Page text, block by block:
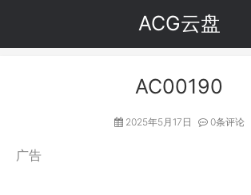
ACG云盘
AC00190
2025年5月17日 0条评论
广告